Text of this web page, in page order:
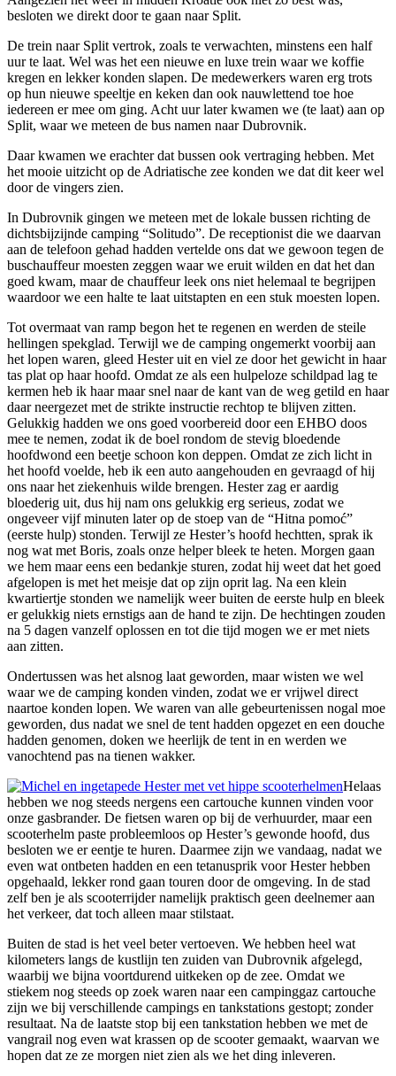
besloten we direkt door te gaan naar Split.
De trein naar Split vertrok, zoals te verwachten, minstens een half
uur te laat. Wel was het een nieuwe en luxe trein waar we koffie
kregen en lekker konden slapen. De medewerkers waren erg trots
op hun nieuwe speeltje en keken dan ook nauwlettend toe hoe
iedereen er mee om ging. Acht uur later kwamen we (te laat) aan op
Split, waar we meteen de bus namen naar Dubrovnik.
Daar kwamen we erachter dat bussen ook vertraging hebben. Met
het mooie uitzicht op de Adriatische zee konden we dat dit keer wel
door de vingers zien.
In Dubrovnik gingen we meteen met de lokale bussen richting de
dichtsbijzijnde camping “Solitudo”. De receptionist die we daarvan
aan de telefoon gehad hadden vertelde ons dat we gewoon tegen de
buschauffeur moesten zeggen waar we eruit wilden en dat het dan
goed kwam, maar de chauffeur leek ons niet helemaal te begrijpen
waardoor we een halte te laat uitstapten en een stuk moesten lopen.
Tot overmaat van ramp begon het te regenen en werden de steile
hellingen spekglad. Terwijl we de camping ongemerkt voorbij aan
het lopen waren, gleed Hester uit en viel ze door het gewicht in haar
tas plat op haar hoofd. Omdat ze als een hulpeloze schildpad lag te
kermen heb ik haar maar snel naar de kant van de weg getild en haar
daar neergezet met de strikte instructie rechtop te blijven zitten.
Gelukkig hadden we ons goed voorbereid door een EHBO doos
mee te nemen, zodat ik de boel rondom de stevig bloedende
hoofdwond een beetje schoon kon deppen. Omdat ze zich licht in
het hoofd voelde, heb ik een auto aangehouden en gevraagd of hij
ons naar het ziekenhuis wilde brengen. Hester zag er aardig
bloederig uit, dus hij nam ons gelukkig erg serieus, zodat we
ongeveer vijf minuten later op de stoep van de “Hitna pomoć”
(eerste hulp) stonden. Terwijl ze Hester’s hoofd hechtten, sprak ik
nog wat met Boris, zoals onze helper bleek te heten. Morgen gaan
we hem maar eens een bedankje sturen, zodat hij weet dat het goed
afgelopen is met het meisje dat op zijn oprit lag. Na een klein
kwartiertje stonden we namelijk weer buiten de eerste hulp en bleek
er gelukkig niets ernstigs aan de hand te zijn. De hechtingen zouden
na 5 dagen vanzelf oplossen en tot die tijd mogen we er met niets
aan zitten.
Ondertussen was het alsnog laat geworden, maar wisten we wel
waar we de camping konden vinden, zodat we er vrijwel direct
naartoe konden lopen. We waren van alle gebeurtenissen nogal moe
geworden, dus nadat we snel de tent hadden opgezet en een douche
hadden genomen, doken we heerlijk de tent in en werden we
vanochtend pas na tienen wakker.
Helaas
hebben we nog steeds nergens een cartouche kunnen vinden voor
onze gasbrander. De fietsen waren op bij de verhuurder, maar een
scooterhelm paste probleemloos op Hester’s gewonde hoofd, dus
besloten we er eentje te huren. Daarmee zijn we vandaag, nadat we
even wat ontbeten hadden en een tetanusprik voor Hester hebben
opgehaald, lekker rond gaan touren door de omgeving. In de stad
zelf ben je als scooterrijder namelijk praktisch geen deelnemer aan
het verkeer, dat toch alleen maar stilstaat.
Buiten de stad is het veel beter vertoeven. We hebben heel wat
kilometers langs de kustlijn ten zuiden van Dubrovnik afgelegd,
waarbij we bijna voortdurend uitkeken op de zee. Omdat we
stiekem nog steeds op zoek waren naar een campinggaz cartouche
zijn we bij verschillende campings en tankstations gestopt; zonder
resultaat. Na de laatste stop bij een tankstation hebben we met de
vangrail nog even wat krassen op de scooter gemaakt, waarvan we
hopen dat ze ze morgen niet zien als we het ding inleveren.